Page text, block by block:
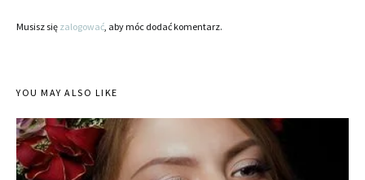
Musisz się zalogować, aby móc dodać komentarz.
YOU MAY ALSO LIKE